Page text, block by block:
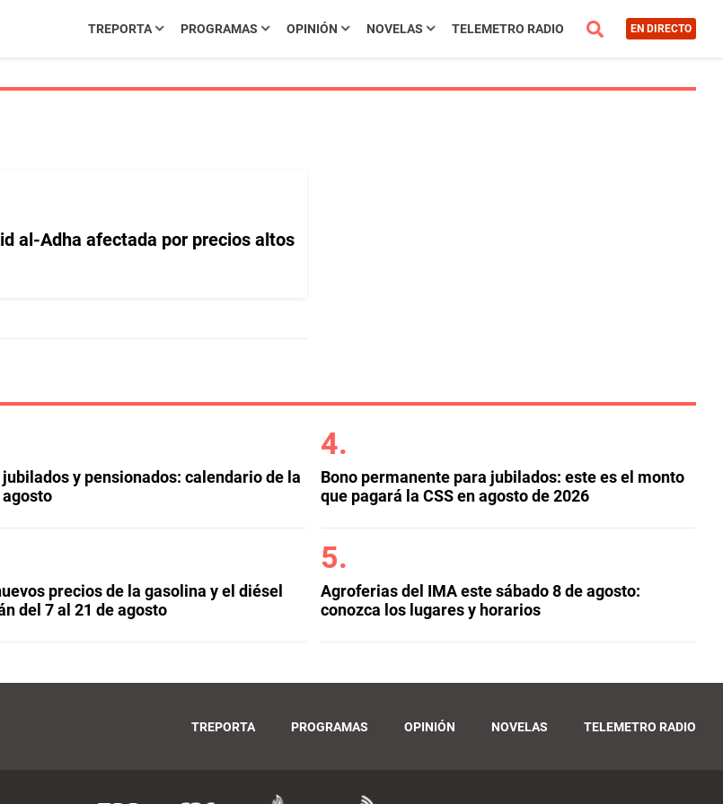
TREPORTA PROGRAMAS OPINIÓN NOVELAS TELEMETRO RADIO EN DIRECTO
al-Adha afectada por precios altos
jubilados y pensionados: calendario de la
agosto
precios de la gasolina y el diésel
del 7 al 21 de agosto
Bono permanente para jubilados: este es el monto
que pagará la CSS en agosto de 2026
Agroferias del IMA este sábado 8 de agosto:
conozca los lugares y horarios
TREPORTA PROGRAMAS OPINIÓN NOVELAS TELEMETRO RADIO